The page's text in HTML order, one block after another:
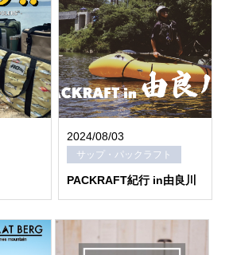
2024/08/03
サップ・パックラフト
PACKRAFT紀行 in由良川